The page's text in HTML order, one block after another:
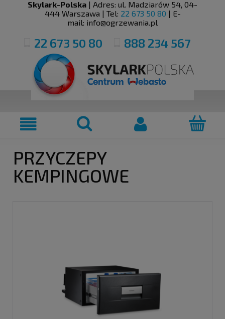
Skylark-Polska | Adres: ul. Madziarów 54, 04-
444 Warszawa | Tel: 22 673 50 80 | E-
mail: info@ogrzewania.pl
22 673 50 80 888 234 567
PRZYCZEPY
KEMPINGOWE